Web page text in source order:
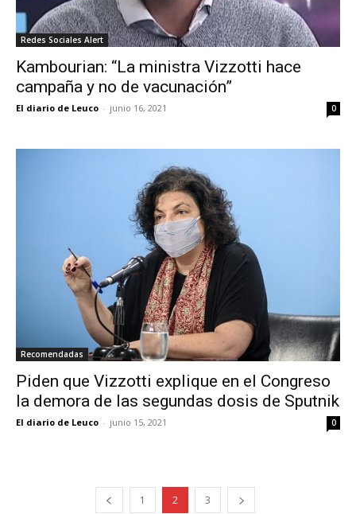
Redes Sociales Alert
Kambourian: “La ministra Vizzotti hace
campaña y no de vacunación”
El diario de Leuco - junio 16, 2021 0
Recomendadas
Piden que Vizzotti explique en el Congreso
la demora de las segundas dosis de Sputnik
El diario de Leuco - junio 15, 2021 0
1 2 3